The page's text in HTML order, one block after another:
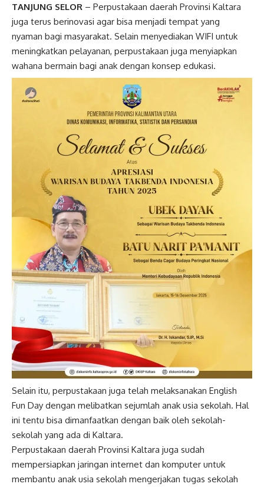
TANJUNG SELOR – Perpustakaan daerah Provinsi Kaltara
juga terus berinovasi agar bisa menjadi tempat yang
nyaman bagi masyarakat. Selain menyediakan WIFI untuk
meningkatkan pelayanan, perpustakaan juga menyiapkan
wahana bermain bagi anak dengan konsep edukasi.
Selain itu, perpustakaan juga telah melaksanakan English
Fun Day dengan melibatkan sejumlah anak usia sekolah. Hal
ini tentu bisa dimanfaatkan dengan baik oleh sekolah-
sekolah yang ada di Kaltara.
Perpustakaan daerah Provinsi Kaltara juga sudah
mempersiapkan jaringan internet dan komputer untuk
membantu anak usia sekolah mengerjakan tugas sekolah